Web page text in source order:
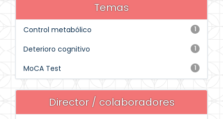
Temas
1
Control metabólico
1
Deterioro cognitivo
1
MoCA Test
Director / colaboradores